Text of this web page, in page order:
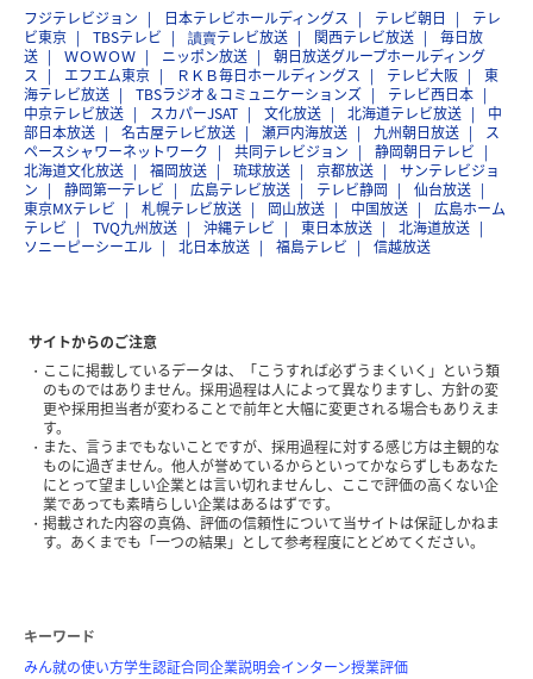
フジテレビジョン 日本テレビホールディングス テレビ朝日
テレ
ビ東京
TBSテレビ 讀賣テレビ放送 関西テレビ放送
毎日放
送
ＷＯＷＯＷ ニッポン放送
朝日放送グループホールディング
ス
エフエム東京 ＲＫＢ毎日ホールディングス テレビ大阪
東
海テレビ放送
TBSラジオ＆コミュニケーションズ
テレビ西日本
中京テレビ放送
スカパーJSAT 文化放送 北海道テレビ放送
中
部日本放送
名古屋テレビ放送 瀬戸内海放送 九州朝日放送
ス
ペースシャワーネットワーク
共同テレビジョン
静岡朝日テレビ
北海道文化放送
福岡放送 琉球放送 京都放送
サンテレビジョ
ン
静岡第一テレビ 広島テレビ放送 テレビ静岡
仙台放送
東京MXテレビ
札幌テレビ放送 岡山放送 中国放送
広島ホーム
テレビ
TVQ九州放送 沖縄テレビ 東日本放送
北海道放送
ソニーピーシーエル
北日本放送 福島テレビ 信越放送
サイトからのご注意
ここに掲載しているデータは、「こうすれば必ずうまくいく」という類
のものではありません。採用過程は人によって異なりますし、方針の変
更や採用担当者が変わることで前年と大幅に変更される場合もありえま
す。
また、言うまでもないことですが、採用過程に対する感じ方は主観的な
ものに過ぎません。他人が誉めているからといってかならずしもあなた
にとって望ましい企業とは言い切れませんし、ここで評価の高くない企
業であっても素晴らしい企業はあるはずです。
掲載された内容の真偽、評価の信頼性について当サイトは保証しかねま
す。あくまでも「一つの結果」として参考程度にとどめてください。
キーワード
みん就の使い方学生認証合同企業説明会インターン授業評価